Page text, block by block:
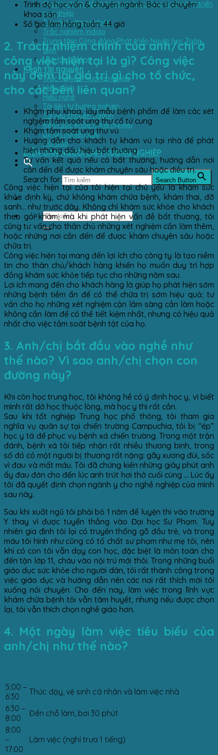
Chương trình đồng hành du học thạc sĩ và phát triển
sự nghiệp
Tư vấn hướng nghiệp
Trắc nghiệm Indigo
Trung tâm Cộng đồng Phát triển Người học Toàn
diện
Lịch hoạt động
Kênh tài nguyên
Trắc nghiệm hướng nghiệp
Hiểu mình
Hiểu nghề
Tài liệu tự hướng nghiệp
Tài liệu chuyên ngành
Kênh sức khỏe nghề nghiệp
Dự án nghiên cứu
Hỏi đáp
DIỄN ĐÀN NGƯỜI LÀM HƯỚNG NGHIỆP
Search for: Search Button
Trình độ học vấn & chuyên ngành: Bác sĩ chuyên
khoa sản
Số giờ làm hằng tuần: 44 giờ
2. Trách nhiệm chính của anh/chị ở
công việc hiện tại là gì? Công việc
này đem lại giá trị gì cho tổ chức,
cho các bên liên quan?
Khám phụ khoa, lấy mẫu bệnh phẩm để làm các xét
nghiệm tầm soát ung thư cổ tử cung
Khám tầm soát ung thư vú
Hướng dẫn cho khách tự khám vú tại nhà để phát
hiện những dấu hiệu bất thường
Tư vấn kết quả nếu có bất thường, hướng dẫn nơi
cần đến để được khám chuyên sâu hoặc điều trị.
Công việc hiện tại của tôi hiện tại chủ yếu là khám sức
khỏe định kỳ, chứ không khám chữa bệnh, khám thai, đỡ
sanh… như trước đây. Không chỉ khám sức khỏe cho khách
theo gói khám, mà khi phát hiện vấn đề bất thường, tôi
cũng tư vấn cho thân chủ những xét nghiệm cần làm thêm,
hoặc những nơi cần đến để được khám chuyên sâu hoặc
chữa trị.
Công việc hiện tại mang đến lợi ích cho công ty là tạo niềm
tin cho thân chủ/khách hàng khiến họ muốn duy trì hợp
đồng khám sức khỏe tiếp tục cho những năm sau.
Lợi ích mang đến cho khách hàng là giúp họ phát hiện sớm
những bệnh tiềm ẩn để có thể chữa trị sớm hiệu quả; tư
vấn cho họ những xét nghiệm cận lâm sàng cần làm hoặc
không cần làm để có thể tiết kiệm nhất, nhưng có hiệu quả
nhất cho việc tầm soát bệnh tật của họ.
3. Anh/chị bắt đầu vào nghề như
thế nào? Vì sao anh/chị chọn con
đường này?
Khi còn học trung học, tôi không hề có ý định học y, vì biết
mình rất dở học thuộc lòng, mà học y thì rất cần.
Sau khi tốt nghiệp Trung học phổ thông, tôi tham gia
nghĩa vụ quân sự tại chiến trường Campuchia, tôi bị “ép”
học y tá để phục vụ bệnh xá chiến trường. Trong một trận
đánh, bệnh xá tôi tiếp nhận rất nhiều thương binh, trong
số đó có một người bị thương rất nặng: gãy xương đùi, sốc
vì đau và mất máu. Tôi đã chứng kiến những giây phút anh
ấy đau đớn cho đến lúc anh trút hơi thở cuối cùng … Lúc ấy
tôi đã quyết định chọn ngành y cho nghề nghiệp của mình
sau này.
Sau khi xuất ngũ tôi phải bỏ 1 năm để luyện thi vào trường
Y thay vì được tuyển thẳng vào Đại học Sư Phạm. Tuy
nhiên gia đình tôi lại có truyền thống gõ đầu trẻ, và trong
máu tôi hình như cũng có tố chất sư phạm như mẹ tôi, nên
khi có con tôi vẫn dạy con học, đặc biệt là môn toán cho
đến tận lớp 11, cháu vào nội trú mới thôi. Trong những buổi
giáo dục sức khỏe cho người dân, tôi rất thành công trong
việc giáo dục và hướng dẫn nên các nơi rất thích mời tôi
xuống nói chuyện. Cho đến nay, làm việc trong lĩnh vực
khám chữa bệnh tôi vẫn tâm huyết, nhưng nếu được chọn
lại, tôi vẫn thích chọn nghề giáo hơn.
4. Một ngày làm việc tiêu biểu của
anh/chị như thế nào?
5:00 –
6:30
Thức dậy, vệ sinh cá nhân và làm việc nhà
6:30 –
8:00
Đến chỗ làm, bơi 30 phút
8:00
–
17:00
Làm việc (nghỉ trưa 1 tiếng)